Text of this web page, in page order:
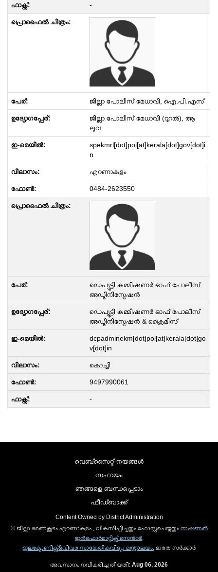
-
ജില്ലാ പോലീസ് മേധാവി, ഐ.പി.എസ്
ജില്ലാ പോലീസ് മേധാവി (റൂറൽ), ആ
ലുവ
spekmrl[dot]pol[at]kerala[dot]gov[dot]i
n
എറണാകുളം
0484-2623550
ഡെപ്യൂട്ടി കമ്മിഷണർ ഓഫ് പോലീസ്
അഡ്മിനിസ്ട്രേഷൻ
ഡെപ്യൂട്ടി കമ്മിഷണർ ഓഫ് പോലീസ്
അഡ്മിനിസ്ട്രേഷൻ & ക്രൈമിസ്
dcpadminekm[dot]pol[at]kerala[dot]go
v[dot]in
കൊച്ചി
9497990061
-
വെബ്സൈറ്റ്-നയങ്ങള്‍
സഹായം
ഞങ്ങളെ ബന്ധപ്പെടാം
ഫീഡ്ബാക്ക്
Content Owned by District Administration
© ജില്ലാ ഭരണകൂടം എറണാകുളം , വികസിപ്പിച്ചതും ഹോസ്റ്റുചെയ്തതും നാഷണല്‍
ഇന്‍ഫൊര്‍മാറ്റിക്സ് സെന്‍റര്‍,
ഇലക്ട്രോണിക്സ്&വിവര സാങ്കേതികവിദ്യാ മന്ത്രാലയം, ഭാരത സര്‍ക്കാര്‍
അവസാനം നവീകരിച്ച തീയതി: Aug 06, 2026